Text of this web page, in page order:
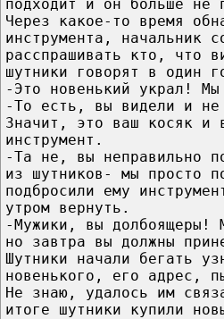
подходит и он больше не
Через какое-то время
инструмента, начальник
расспрашивать кто, что
шутники говорят в один
-Это новенький украл! Мы
-То есть, вы видели и не
Значит, это ваш косяк и
инструмент.
-Та не, вы неправильно
из шутников- мы просто
подбросили ему
утром вернуть.
-Мужики, вы долбоящеры!
но завтра вы должны
Шутники начали бегать
новенького, его адрес,
Не знаю, удалось им
итоге шутники купили